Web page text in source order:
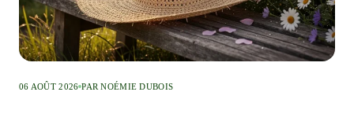
06 AOÛT 2026 PAR NOÉMIE DUBOIS